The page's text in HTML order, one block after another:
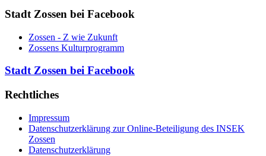
Stadt Zossen bei Facebook
Zossen - Z wie Zukunft
Zossens Kulturprogramm
Stadt Zossen bei Facebook
Rechtliches
Impressum
Datenschutzerklärung zur Online-Beteiligung des INSEK
Zossen
Datenschutzerklärung